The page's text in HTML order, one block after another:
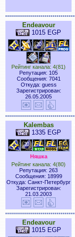
Endeavour
1015 EGP
Рейтинг канала: 4(81)
Репутация: 105
Сообщения: 7041
Откуда: guess
Зарегистрирован:
26.05.2005
Kalembas
1335 EGP
Няшка
Рейтинг канала: 4(80)
Репутация: 263
Сообщения: 18999
Откуда: Санкт-Петербург
Зарегистрирован:
21.03.2003
Endeavour
1015 EGP